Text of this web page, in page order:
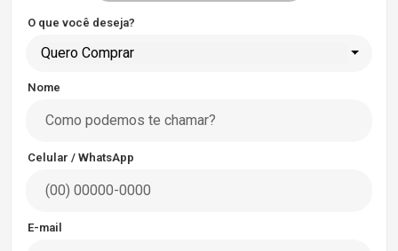
O que você deseja?
Quero Comprar
Nome
Celular / WhatsApp
E-mail